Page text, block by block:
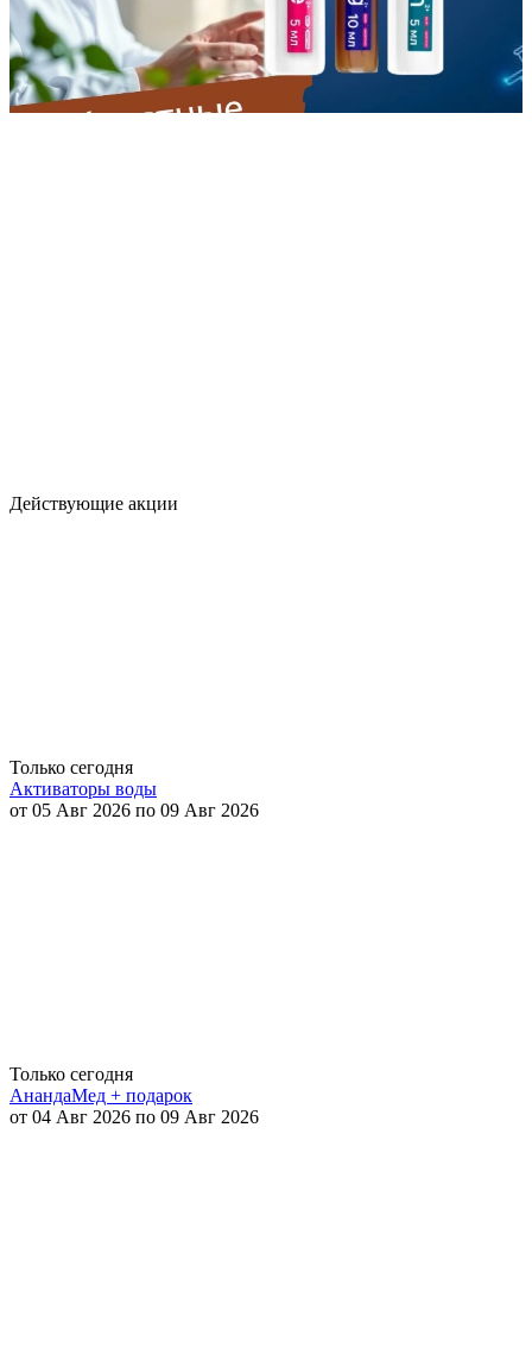
Действующие акции
Только сегодня
Активаторы воды
от 05 Авг 2026 по 09 Авг 2026
Только сегодня
АнандаМед + подарок
от 04 Авг 2026 по 09 Авг 2026